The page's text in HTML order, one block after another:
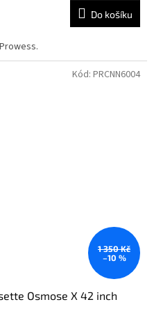
Do košíku
1 350 Kč
–10 %
Osmose X 42 inch
Kód: PRCNN6004